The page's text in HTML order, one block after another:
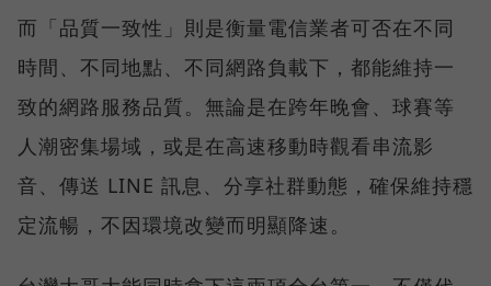
而「品質一致性」則是衡量電信業者可否在不同
時間、不同地點、不同網路負載下，都能維持一
致的網路服務品質。無論是在跨年晚會、球賽等
人潮密集場域，或是在高速移動時觀看串流影
音、傳送 LINE 訊息、分享社群動態，確保維持穩
定流暢，不因環境改變而明顯降速。